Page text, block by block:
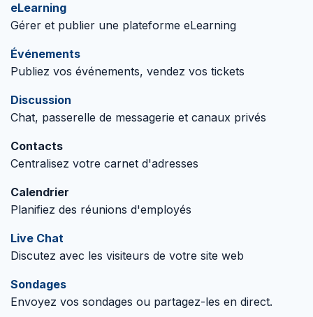
eLearning
Gérer et publier une plateforme eLearning
Événements
Publiez vos événements, vendez vos tickets
Discussion
Chat, passerelle de messagerie et canaux privés
Contacts
Centralisez votre carnet d'adresses
Calendrier
Planifiez des réunions d'employés
Live Chat
Discutez avec les visiteurs de votre site web
Sondages
Envoyez vos sondages ou partagez-les en direct.